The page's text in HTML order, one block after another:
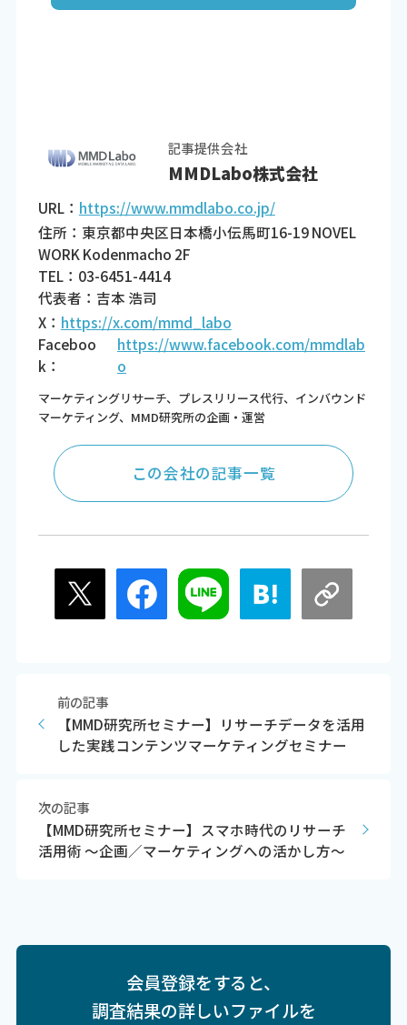
記事提供会社
MMDLabo株式会社
URL： https://www.mmdlabo.co.jp/
住所：東京都中央区日本橋小伝馬町16-19 NOVEL
WORK Kodenmacho 2F
TEL：03-6451-4414
代表者：吉本 浩司
X： https://x.com/mmd_labo
Faceboo
k：
https://www.facebook.com/mmdlab
o
マーケティングリサーチ、プレスリリース代行、インバウンド
マーケティング、MMD研究所の企画・運営
この会社の記事一覧
前の記事
【MMD研究所セミナー】リサーチデータを活用
した実践コンテンツマーケティングセミナー
次の記事
【MMD研究所セミナー】スマホ時代のリサーチ
活用術 ～企画／マーケティングへの活かし方～
会員登録をすると、
調査結果の詳しいファイルを